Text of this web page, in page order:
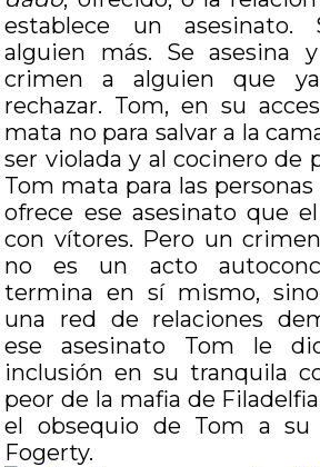
establece un asesinato.
alguien más. Se asesina
crimen a alguien que
rechazar. Tom, en su
mata no para salvar a la
ser violada y al cocinero de
Tom mata para las
ofrece ese asesinato que
con vítores. Pero un
no es un acto
termina en sí mismo,
una red de relaciones
ese asesinato Tom le
inclusión en su tranquila
peor de la mafia de
el obsequio de Tom a su
Fogerty.